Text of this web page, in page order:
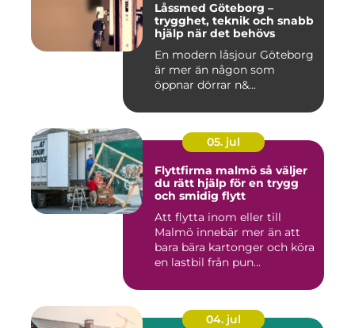
Låssmed Göteborg –
trygghet, teknik och snabb
hjälp när det behövs
En modern låsjour Göteborg
är mer än någon som
öppnar dörrar n&...
05. jul
Flyttfirma malmö så väljer
du rätt hjälp för en trygg
och smidig flytt
Att flytta inom eller till
Malmö innebär mer än att
bara bära kartonger och köra
en lastbil från pun...
04. jul